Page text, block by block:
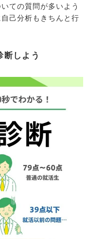
ての質問が多いよう
己分析もきちんと行
しよう